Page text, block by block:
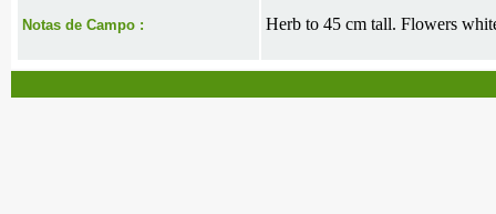
Notas de Campo : Herb to 45 cm tall. Flowers